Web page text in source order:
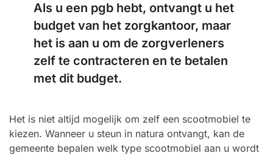
Als u een pgb hebt, ontvangt u het
budget van het zorgkantoor, maar
het is aan u om de zorgverleners
zelf te contracteren en te betalen
met dit budget.
Het is niet altijd mogelijk om zelf een scootmobiel te
kiezen. Wanneer u steun in natura ontvangt, kan de
gemeente bepalen welk type scootmobiel aan u wordt